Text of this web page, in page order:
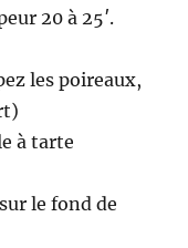
20 à 25′.
les poireaux,
à tarte
le fond de